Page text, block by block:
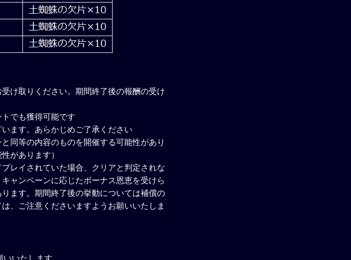
け取りください。期間終了後の報酬の受け
でも獲得可能です
ます。あらかじめご了承ください
同等の内容のものを開催する可能性があり
があります）
レイされていた場合、クリアと判定されな
ャンペーンに応じたボーナス恩恵を受けら
ます。期間終了後の挙動については補償の
、ご注意くださいますようお願いいたしま